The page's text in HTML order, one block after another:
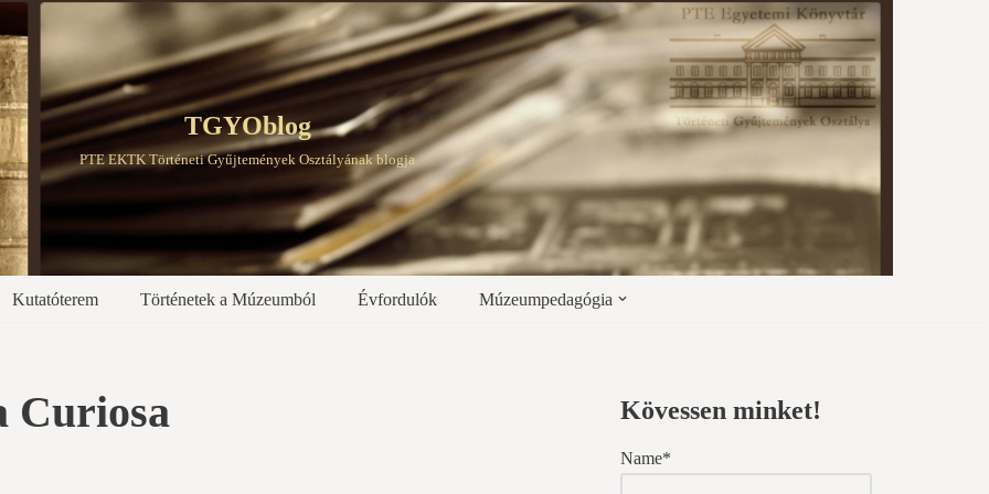
TGYOblog
PTE EKTK Történeti Gyűjtemények Osztályának blogja
Kutatóterem Történetek a Múzeumból Évfordulók Múzeumpedagógia
Curiosa Kövessen minket!
Name*